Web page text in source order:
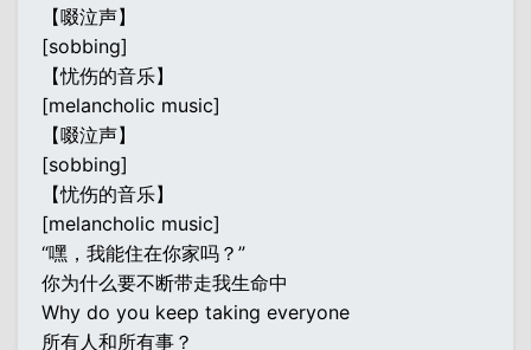
【啜泣声】
[sobbing]
【忧伤的音乐】
[melancholic music]
【啜泣声】
[sobbing]
【忧伤的音乐】
[melancholic music]
“嘿，我能住在你家吗？”
你为什么要不断带走我生命中
Why do you keep taking everyone
所有人和所有事？